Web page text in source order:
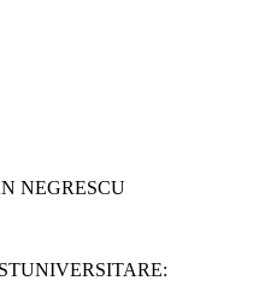
NEGRESCU